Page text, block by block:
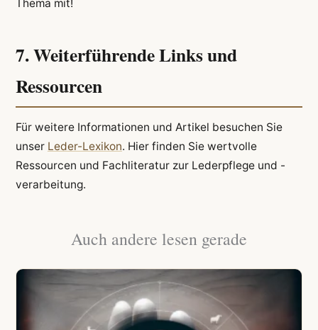
Thema mit!
7. Weiterführende Links und
Ressourcen
Für weitere Informationen und Artikel besuchen Sie
unser Leder-Lexikon. Hier finden Sie wertvolle
Ressourcen und Fachliteratur zur Lederpflege und -
verarbeitung.
Auch andere lesen gerade